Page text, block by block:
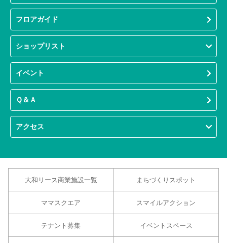
フロアガイド
ショップリスト
イベント
Ｑ＆Ａ
アクセス
大和リース商業施設一覧 まちづくりスポット
ママスクエア スマイルアクション
テナント募集 イベントスペース